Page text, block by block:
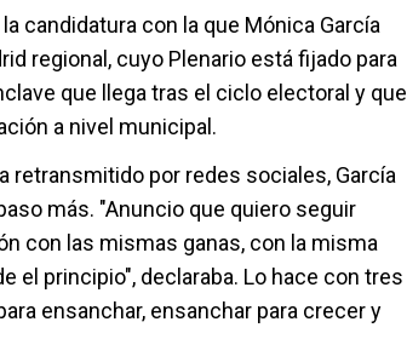
candidatura con la que Mónica García
regional, cuyo Plenario está fijado para
que llega tras el ciclo electoral y que
a nivel municipal.
retransmitido por redes sociales, García
más. "Anuncio que quiero seguir
con las mismas ganas, con la misma
el principio", declaraba. Lo hace con tres
ensanchar, ensanchar para crecer y